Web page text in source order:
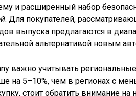
и расширенный набор
. Для покупателей,
выпуска предлагаются в
альтернативой новым
важно учитывать
на 5–10%, чем в регионах с
стоит обратить внимание на